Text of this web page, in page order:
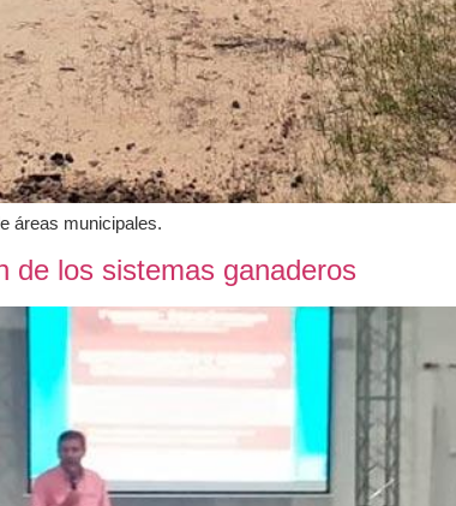
áreas municipales.
de los sistemas ganaderos